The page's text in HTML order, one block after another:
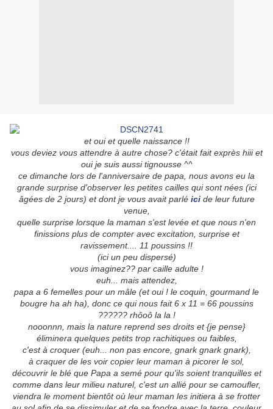
et oui et quelle naissance !!
vous deviez vous attendre à autre chose? c'était fait exprès hiii et
oui je suis aussi tignousse ^^
ce dimanche lors de l'anniversaire de papa, nous avons eu la
grande surprise d'observer les petites cailles qui sont nées (ici
âgées de 2 jours) et dont je vous avait parlé icide leur future
venue,
quelle surprise lorsque la maman s'est levée et que nous n'en
finissions plus de compter avec excitation, surprise et
ravissement.... 11 poussins !!
(ici un peu dispersé)
vous imaginez?? par caille adulte !
euh... mais attendez,
papa a 6 femelles pour un mâle (et oui ! le coquin, gourmand le
bougre ha ah ha), donc ce qui nous fait 6 x 11 = 66 poussins
?????? rhôoô la la !
nooonnn, mais la nature reprend ses droits et {je pense}
éliminera quelques petits trop rachitiques ou faibles,
c'est à croquer (euh... non pas encore, gnark gnark gnark),
à craquer de les voir copier leur maman à picorer le sol,
découvrir le blé que Papa a semé pour qu'ils soient tranquilles et
comme dans leur milieu naturel, c'est un allié pour se camoufler,
viendra le moment bientôt où leur maman les initiera à se frotter